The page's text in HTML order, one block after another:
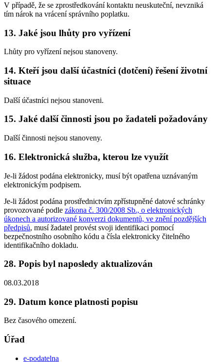
V případě, že se zprostředkování kontaktu neuskuteční, nevzniká
tím nárok na vrácení správního poplatku.
13. Jaké jsou lhůty pro vyřízení
Lhůty pro vyřízení nejsou stanoveny.
14. Kteří jsou další účastníci (dotčení) řešení životní
situace
Další účastníci nejsou stanoveni.
15. Jaké další činnosti jsou po žadateli požadovány
Další činnosti nejsou stanoveny.
16. Elektronická služba, kterou lze využít
Je-li žádost podána elektronicky, musí být opatřena uznávaným
elektronickým podpisem.
Je-li žádost podána prostřednictvím zpřístupněné datové schránky
provozované podle zákona č. 300/2008 Sb., o elektronických
úkonech a autorizované konverzi dokumentů, ve znění pozdějších
předpisů, musí žadatel provést svoji identifikaci pomocí
bezpečnostního osobního kódu a čísla elektronicky čitelného
identifikačního dokladu.
28. Popis byl naposledy aktualizován
08.03.2018
29. Datum konce platnosti popisu
Bez časového omezení.
Úřad
e-podatelna